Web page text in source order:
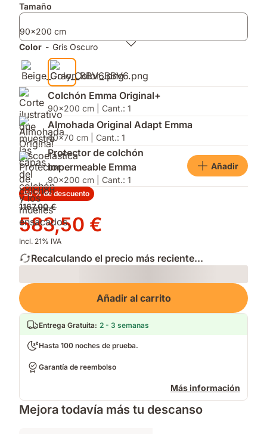
con
incluidas.
soporte
y
mejor
ventilación.
capas
en
firmeza
altura
para
adaptarse
a
tu
postura.
Complementos
Tamaño
90x200 cm
Color - Gris Oscuro
Colchón Emma Original+
90x200 cm | Cant.: 1
Almohada Original Adapt Emma
40x70 cm | Cant.: 1
Protector de colchón
impermeable Emma
90x200 cm | Cant.: 1
Añadir
50 % de descuento
Precio
original
1167,00 €
1167,00 €
Precio
583,50 €
583,50 €
Incl. 21% IVA
Recalculando el precio más reciente...
Loading
Añadir al carrito
Entrega Gratuita: 2 - 3 semanas
Hasta 100 noches de prueba.
Garantía de reembolso
Más información
Mejora todavía más tu descanso